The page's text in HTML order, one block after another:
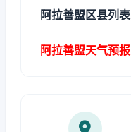
阿拉善盟区县列表
阿拉善盟天气预报